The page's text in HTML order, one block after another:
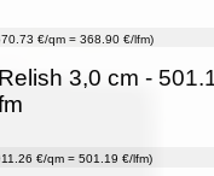
€/qm = 368.90 €/lfm)
3,0 cm -
€/qm = 501.19 €/lfm)